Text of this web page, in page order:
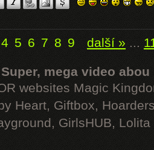
4 5 6 7 8 9 další » ...
Super, mega video abou
websites Magic
Heart, Giftbox,
GirlsHUB, Lolita